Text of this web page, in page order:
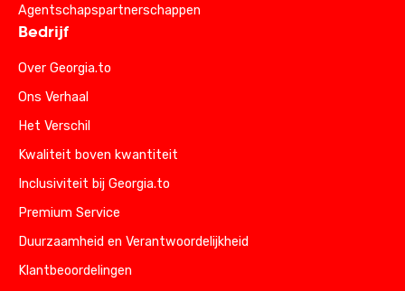
Agentschapspartnerschappen
Bedrijf
Over Georgia.to
Ons Verhaal
Het Verschil
Kwaliteit boven kwantiteit
Inclusiviteit bij Georgia.to
Premium Service
Duurzaamheid en Verantwoordelijkheid
Klantbeoordelingen